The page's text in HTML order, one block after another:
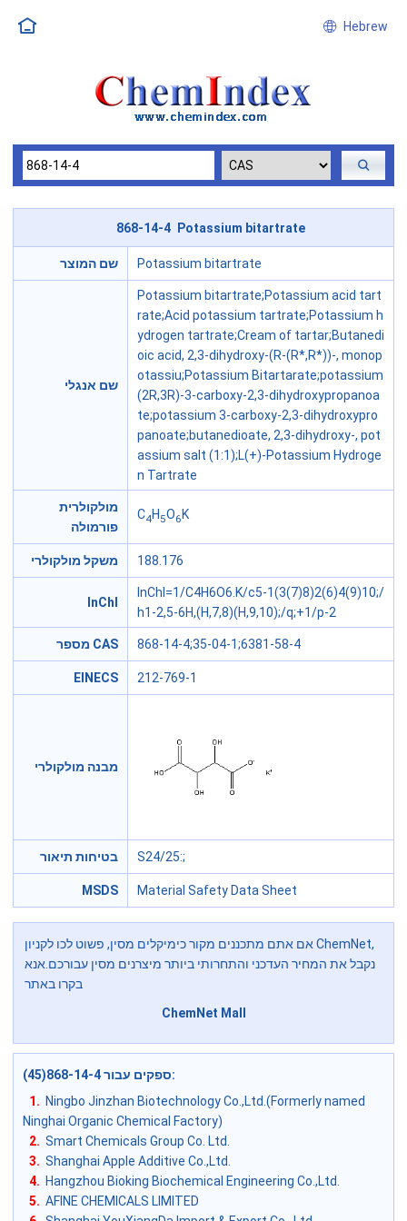
Hebrew
868-14-4 Potassium bitartrate
שם המוצר Potassium bitartrate
שם אנגלי
Potassium bitartrate;Potassium acid tart
rate;Acid potassium tartrate;Potassium h
ydrogen tartrate;Cream of tartar;Butanedi
oic acid, 2,3-dihydroxy-(R-(R*,R*))-, monop
otassiu;Potassium Bitartarate;potassium
(2R,3R)-3-carboxy-2,3-dihydroxypropanoa
te;potassium 3-carboxy-2,3-dihydroxypro
panoate;butanedioate, 2,3-dihydroxy-, pot
assium salt (1:1);L(+)-Potassium Hydroge
n Tartrate
מולקולרית
פורמולה
C4H 5O6 K
משקל מולקולרי 188.176
InChl
InChI=1/C4H6O6.K/c5-1(3(7)8)2(6)4(9)10;/
h1-2,5-6H,(H,7,8)(H,9,10);/q;+1/p-2
מספר CAS 868-14-4;35-04-1;6381-58-4
EINECS 212-769-1
מבנה מולקולרי
בטיחות תיאור S24/25:;
MSDS Material Safety Data Sheet
אם אתם מתכננים מקור כימיקלים מסין, פשוט לכו לקניון ChemNet,
נקבל את המחיר העדכני והתחרותי ביותר מיצרנים מסין עבורכם.אנא
בקרו באתר
ChemNet Mall
ספקים עבור 868-14-4(45):
1. Ningbo Jinzhan Biotechnology Co.,Ltd.(Formerly named
Ninghai Organic Chemical Factory)
2. Smart Chemicals Group Co. Ltd.
3. Shanghai Apple Additive Co.,Ltd.
4. Hangzhou Bioking Biochemical Engineering Co.,Ltd.
5. AFINE CHEMICALS LIMITED